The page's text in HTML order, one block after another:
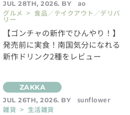
JUL 28TH, 2026. BY
ao
グルメ > 食品／テイクアウト／デリバ
リー
【ゴンチャの新作でひんやり！】
発売前に実食！南国気分になれる
新作ドリンク2種をレビュー
JUL 26TH, 2026. BY
sunflower
雑貨 > 生活雑貨